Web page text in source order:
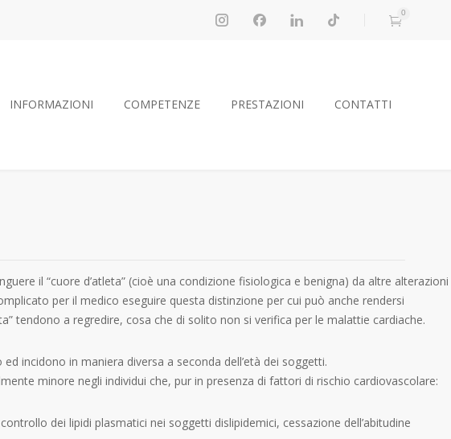
0
INFORMAZIONI COMPETENZE PRESTAZIONI CONTATTI
il “cuore d’atleta” (cioè una condizione fisiologica e benigna) da altre alterazioni
per il medico eseguire questa distinzione per cui può anche rendersi
tendono a regredire, cosa che di solito non si verifica per le malattie cardiache.
incidono in maniera diversa a seconda dell’età dei soggetti.
minore negli individui che, pur in presenza di fattori di rischio cardiovascolare:
dei lipidi plasmatici nei soggetti dislipidemici, cessazione dell’abitudine